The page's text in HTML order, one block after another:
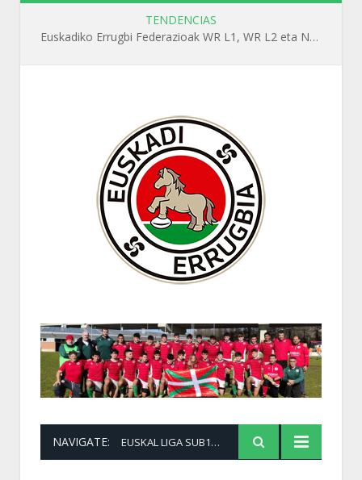
TENDENCIAS
Euskadiko Errugbi Federazioak WR L1, WR L2 eta N1 ikastaroak antolatuko ditu irailean Getxon
NAVIGATE: EUSKAL LIGA SUB18 2. FASEA A 1. MAILA